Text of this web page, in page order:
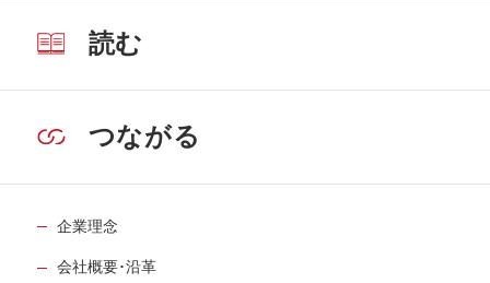
読む
つながる
企業理念
会社概要･沿革